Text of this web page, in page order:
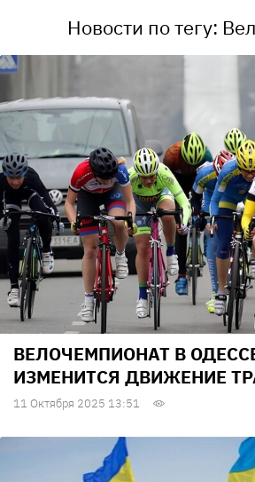
Новости по тегу:
ВЕЛОЧЕМПИОНАТ В
ИЗМЕНИТСЯ ДВИЖЕНИЕ
11 Октября 2025 13:51